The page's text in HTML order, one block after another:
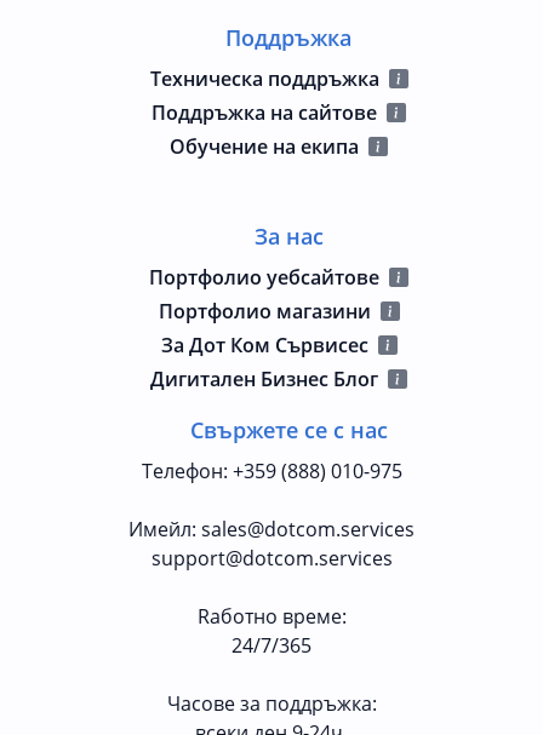
Поддръжка
Техническа поддръжка
Поддръжка на сайтове
Обучение на екипа
За нас
Портфолио уебсайтове
Портфолио магазини
За Дот Ком Сървисес
Дигитален Бизнес Блог
Свържете се с нас
Телефон: +359 (888) 010-975
Имейл: sales@dotcom.services
support@dotcom.services
Rаботно време:
24/7/365
Часове за поддръжка: